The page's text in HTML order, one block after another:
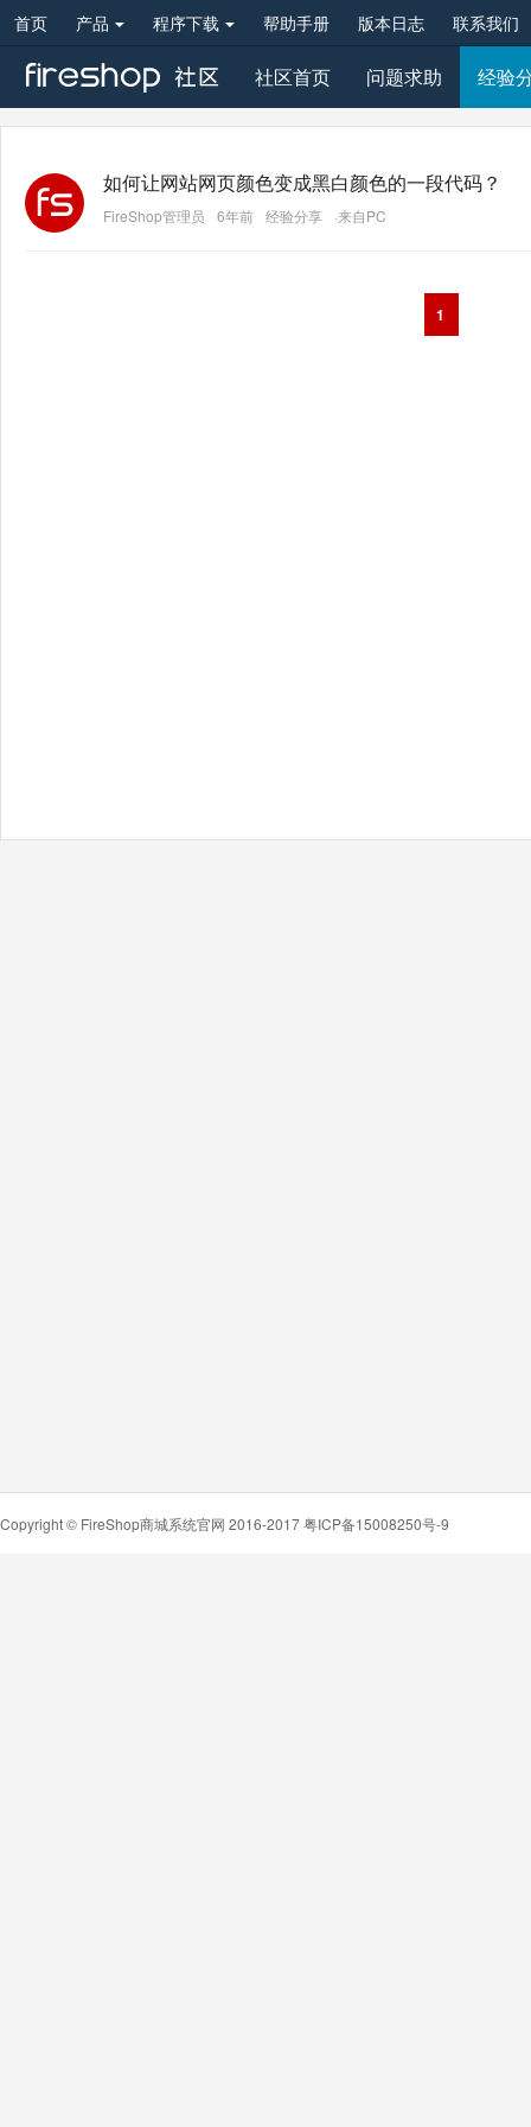
首页 产品 程序下载 帮助手册 版本日志 联系我们
社区首页 问题求助 经验
如何让网站网页颜色变成黑白颜色的一段代码？
FireShop管理员 6年前 经验分享 ·来自PC
1
Copyright © FireShop商城系统官网 2016-2017粤ICP备15008250号-9